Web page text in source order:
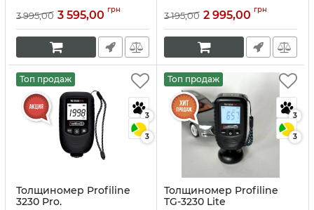
3 995,00 3 595,00 грн 3 195,00 2 995,00 грн
Топ продаж
3
3
Толщиномер Profiline
3230 Pro.
Топ продаж
3
3
Толщиномер Profiline
TG-3230 Lite